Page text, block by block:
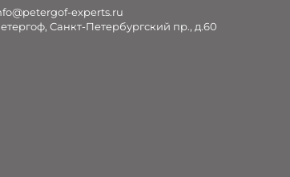
experts.ru
Санкт-Петербургский пр., д.60